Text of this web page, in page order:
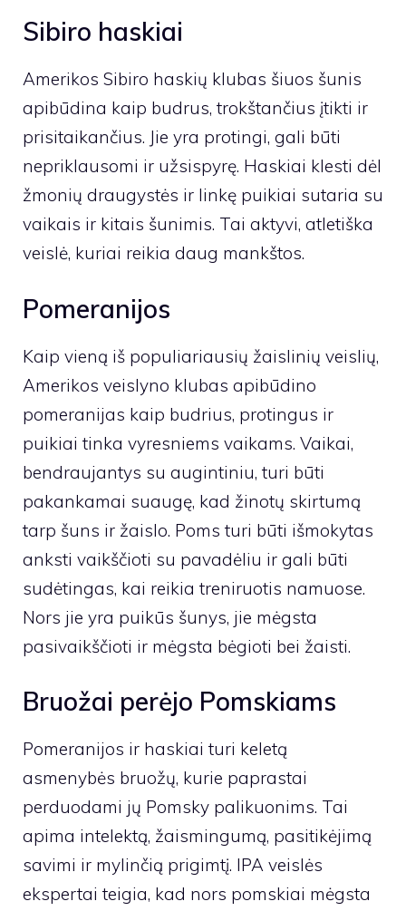
Sibiro haskiai
Amerikos Sibiro haskių klubas šiuos šunis
apibūdina kaip budrus, trokštančius įtikti ir
prisitaikančius. Jie yra protingi, gali būti
nepriklausomi ir užsispyrę. Haskiai klesti dėl
žmonių draugystės ir linkę puikiai sutaria su
vaikais ir kitais šunimis. Tai aktyvi, atletiška
veislė, kuriai reikia daug mankštos.
Pomeranijos
Kaip vieną iš populiariausių žaislinių veislių,
Amerikos veislyno klubas apibūdino
pomeranijas kaip budrius, protingus ir
puikiai tinka vyresniems vaikams. Vaikai,
bendraujantys su augintiniu, turi būti
pakankamai suaugę, kad žinotų skirtumą
tarp šuns ir žaislo. Poms turi būti išmokytas
anksti vaikščioti su pavadėliu ir gali būti
sudėtingas, kai reikia treniruotis namuose.
Nors jie yra puikūs šunys, jie mėgsta
pasivaikščioti ir mėgsta bėgioti bei žaisti.
Bruožai perėjo Pomskiams
Pomeranijos ir haskiai turi keletą
asmenybės bruožų, kurie paprastai
perduodami jų Pomsky palikuonims. Tai
apima intelektą, žaismingumą, pasitikėjimą
savimi ir mylinčią prigimtį. IPA veislės
ekspertai teigia, kad nors pomskiai mėgsta